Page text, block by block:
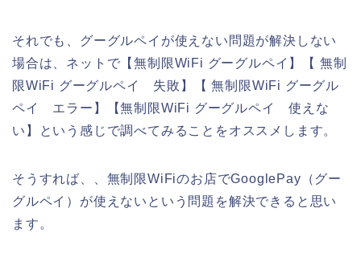
それでも、グーグルペイが使えない問題が解決しない
場合は、ネットで【無制限WiFi グーグルペイ】【 無制
限WiFi グーグルペイ 失敗】【 無制限WiFi グーグル
ペイ エラー】【無制限WiFi グーグルペイ 使えな
い】という感じで調べてみることをオススメします。
そうすれば、、無制限WiFiのお店でGooglePay（グー
グルペイ）が使えないという問題を解決できると思い
ます。